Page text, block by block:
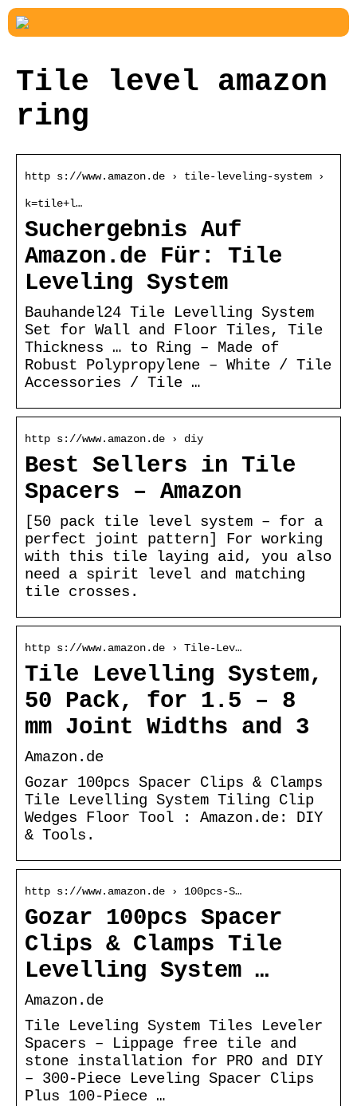
Tile level amazon
ring
http s://www.amazon.de › tile-leveling-system ›
k=tile+l…
Suchergebnis Auf
Amazon.de Für: Tile
Leveling System
Bauhandel24 Tile Levelling System
Set for Wall and Floor Tiles, Tile
Thickness … to Ring – Made of
Robust Polypropylene – White / Tile
Accessories / Tile …
http s://www.amazon.de › diy
Best Sellers in Tile
Spacers – Amazon
[50 pack tile level system – for a
perfect joint pattern] For working
with this tile laying aid, you also
need a spirit level and matching
tile crosses.
http s://www.amazon.de › Tile-Lev…
Tile Levelling System,
50 Pack, for 1.5 – 8
mm Joint Widths and 3
Amazon.de
Gozar 100pcs Spacer Clips & Clamps
Tile Levelling System Tiling Clip
Wedges Floor Tool : Amazon.de: DIY
& Tools.
http s://www.amazon.de › 100pcs-S…
Gozar 100pcs Spacer
Clips & Clamps Tile
Levelling System …
Amazon.de
Tile Leveling System Tiles Leveler
Spacers – Lippage free tile and
stone installation for PRO and DIY
– 300-Piece Leveling Spacer Clips
Plus 100-Piece …